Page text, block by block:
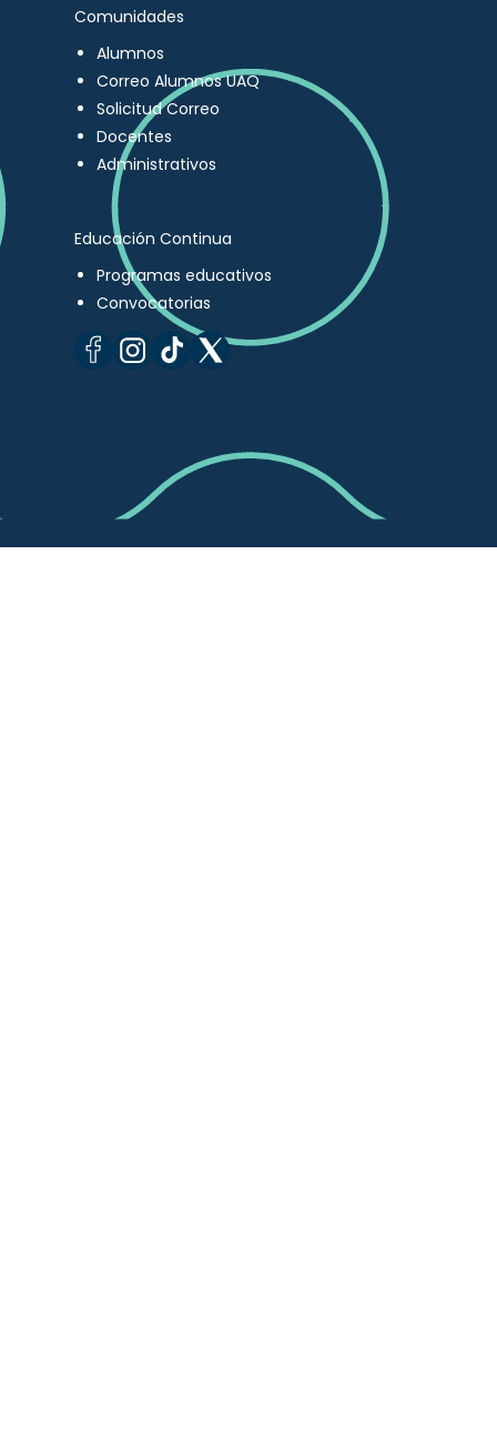
Comunidades
Alumnos
Correo Alumnos UAQ
Solicitud Correo
Docentes
Administrativos
Educación Continua
Programas educativos
Convocatorias